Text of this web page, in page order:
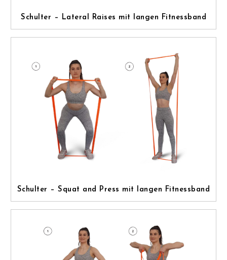
Schulter – Lateral Raises mit langen Fitnessband
Schulter – Squat and Press mit langen Fitnessband